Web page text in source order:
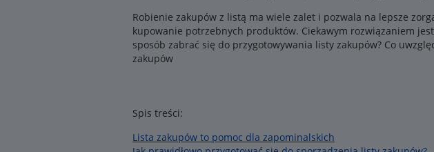
Robienie zakupów z listą ma wiele zalet i pozwala na lepsze
kupowanie potrzebnych produktów. Ciekawym rozwiązaniem
sposób zabrać się do przygotowywania listy zakupów? Co
zakupów
Spis treści:
Lista zakupów to pomoc dla zapominalskich